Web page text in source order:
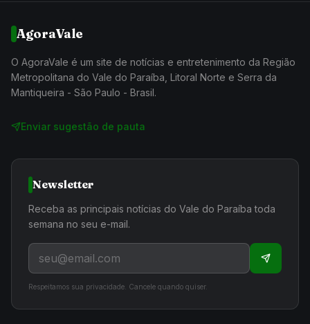
AgoraVale
O AgoraVale é um site de notícias e entretenimento da Região
Metropolitana do Vale do Paraíba, Litoral Norte e Serra da
Mantiqueira - São Paulo - Brasil.
Enviar sugestão de pauta
Newsletter
Receba as principais notícias do Vale do Paraíba toda
semana no seu e-mail.
Respeitamos sua privacidade. Cancele quando quiser.